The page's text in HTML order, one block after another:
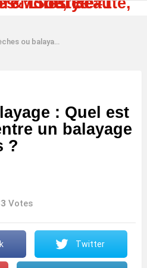
: Quel est la différence entre un balayage et des mèches ?
: Quel est
un balayage
?
Votes
Twitter